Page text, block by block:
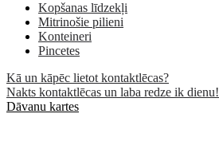
Kopšanas līdzekļi
Mitrinošie pilieni
Konteineri
Pincetes
Kā un kāpēc lietot kontaktlēcas?
Nakts kontaktlēcas un laba redze ik dienu!
Dāvanu kartes